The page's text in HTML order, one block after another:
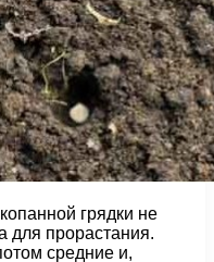
грядки не
для прорастания.
средние и,